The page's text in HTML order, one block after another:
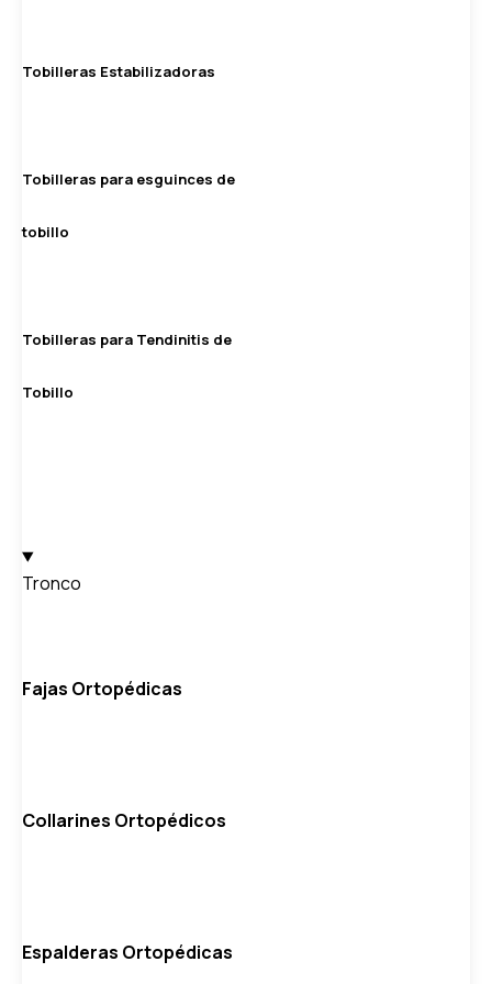
Tobilleras Estabilizadoras
Tobilleras para esguinces de
tobillo
Tobilleras para Tendinitis de
Tobillo
Tronco
Fajas Ortopédicas
Collarines Ortopédicos
Espalderas Ortopédicas